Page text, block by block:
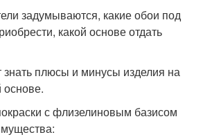
задумываются, какие обои под
какой основе отдать
знать плюсы и минусы изделия на
основе.
с флизелиновым базисом